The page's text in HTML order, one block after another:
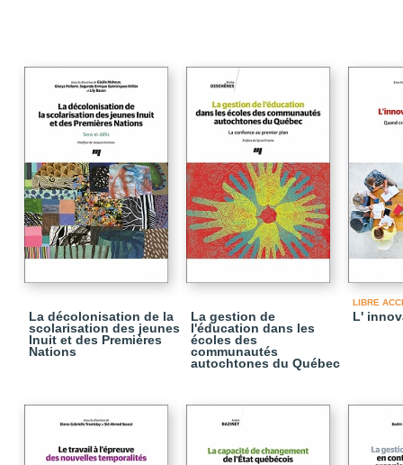
La décolonisation de la
scolarisation des jeunes
Inuit et des Premières
Nations
La gestion de
l'éducation dans les
écoles des
communautés
autochtones du Québec
LIBRE
L'